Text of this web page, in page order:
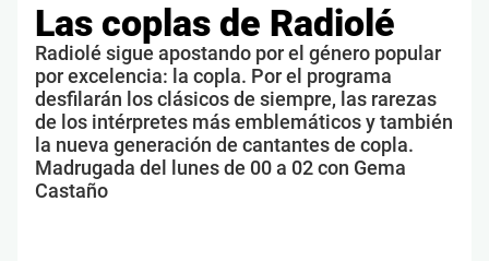
Las coplas de Radiolé
Radiolé sigue apostando por el género popular
por excelencia: la copla. Por el programa
desfilarán los clásicos de siempre, las rarezas
de los intérpretes más emblemáticos y también
la nueva generación de cantantes de copla.
Madrugada del lunes de 00 a 02 con Gema
Castaño